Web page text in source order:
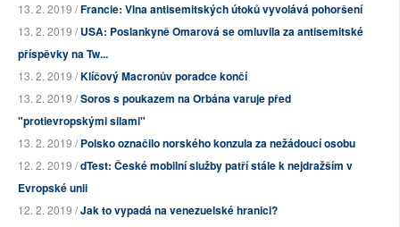
13. 2. 2019 /Francie: Vlna antisemitských útoků vyvolává pohoršení
13. 2. 2019 /USA: Poslankyně Omarová se omluvila za antisemitské
příspěvky na Tw...
13. 2. 2019 /Klíčový Macronův poradce končí
13. 2. 2019 /Soros s poukazem na Orbána varuje před
"protievropskými silami"
13. 2. 2019 /Polsko označilo norského konzula za nežádoucí osobu
12. 2. 2019 /dTest: České mobilní služby patří stále k nejdražším v
Evropské unii
12. 2. 2019 /Jak to vypadá na venezuelské hranici?